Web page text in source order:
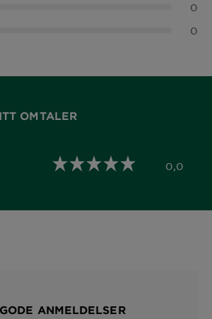
0
0
OMTALER
0,0
ANMELDELSER